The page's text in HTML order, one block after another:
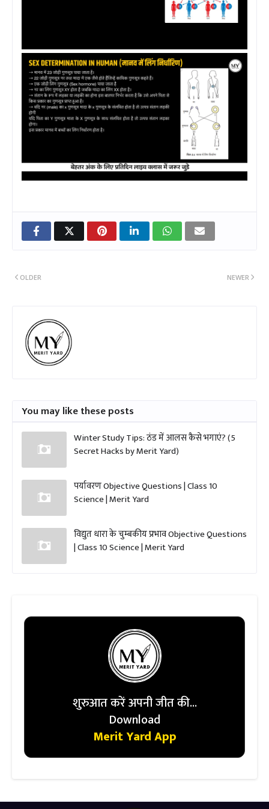
NEWER
OLDER
You may like these posts
Winter Study Tips: ठंड में आलस कैसे भगाएं? (5
Secret Hacks by Merit Yard)
पर्यावरण Objective Questions | Class 10
Science | Merit Yard
विद्युत धारा के चुम्बकीय प्रभाव Objective Questions
| Class 10 Science | Merit Yard
शुरुआत करें अपनी जीत की...
Download
Merit Yard App